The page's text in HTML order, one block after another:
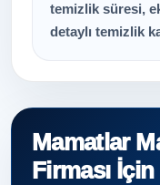
temizlik süresi,
detaylı temizlik
Mamatlar
Firması İçin